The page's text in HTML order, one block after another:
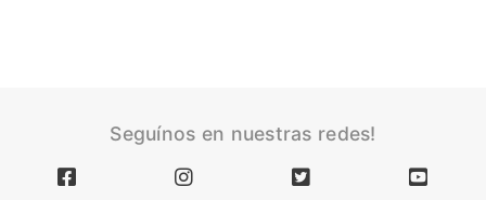
Seguínos en nuestras redes!